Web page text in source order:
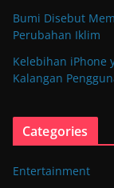
Bumi Disebut
Perubahan Iklim
Kelebihan iPhone
Kalangan
Categories
Entertainment